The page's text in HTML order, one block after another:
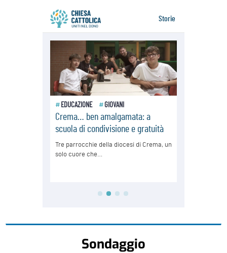
Sondaggio